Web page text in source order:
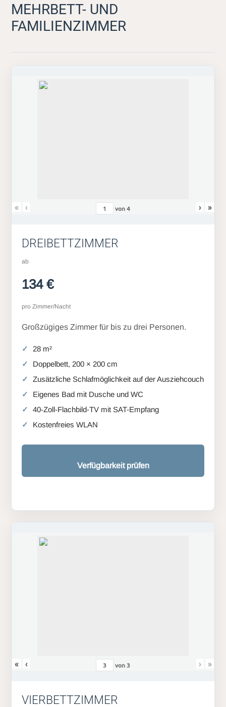
MEHRBETT- UND
FAMILIENZIMMER
« ‹ von4 › »
DREIBETTZIMMER
ab
134 €
pro Zimmer/Nacht
Großzügiges Zimmer für bis zu drei Personen.
28 m²
Doppelbett, 200 × 200 cm
Zusätzliche Schlafmöglichkeit auf der Ausziehcouch
Eigenes Bad mit Dusche und WC
40-Zoll-Flachbild-TV mit SAT-Empfang
Kostenfreies WLAN
Verfügbarkeit prüfen
« ‹ von3 › »
VIERBETTZIMMER